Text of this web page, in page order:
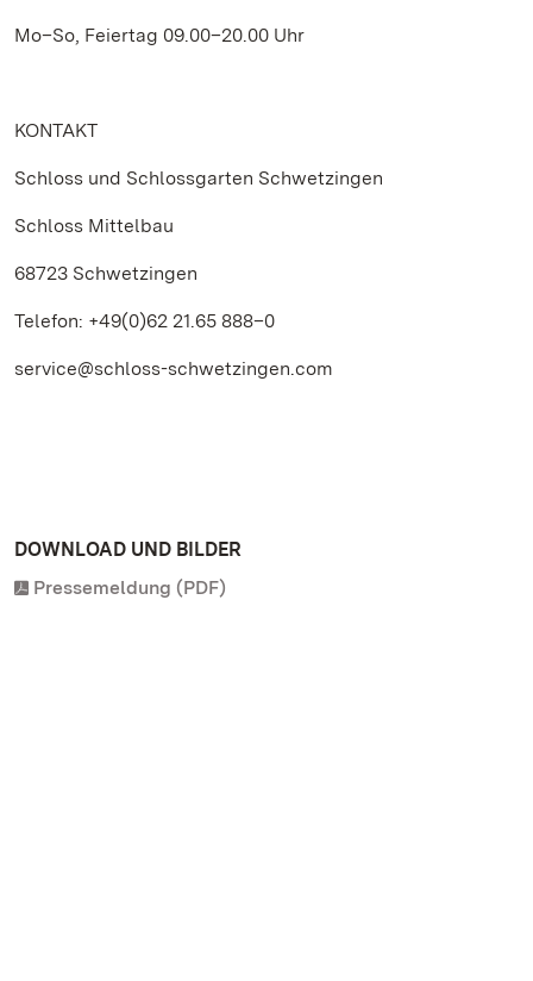
Mo–So, Feiertag 09.00–20.00 Uhr
KONTAKT
Schloss und Schlossgarten Schwetzingen
Schloss Mittelbau
68723 Schwetzingen
Telefon: +49(0)62 21.65 888–0
service@schloss-schwetzingen.com
DOWNLOAD UND BILDER
Pressemeldung (PDF)